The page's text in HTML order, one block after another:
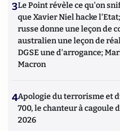
3Le Point révèle ce qu'on
que Xavier Niel hacke
russe donne une leçon de
australien une leçon de
DGSE une d'arrogance;
Macron
4Apologie du terrorisme et
700, le chanteur à cagoule
2026